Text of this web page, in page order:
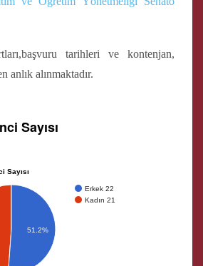
tarihleri ve kontenjan,
anlık alınmaktadır.
Sayısı
Sayısı
Erkek 22
Kadın 21
51.2%